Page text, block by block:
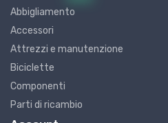
Abbigliamento
Accessori
Attrezzi e manutenzione
Biciclette
Componenti
Parti di ricambio